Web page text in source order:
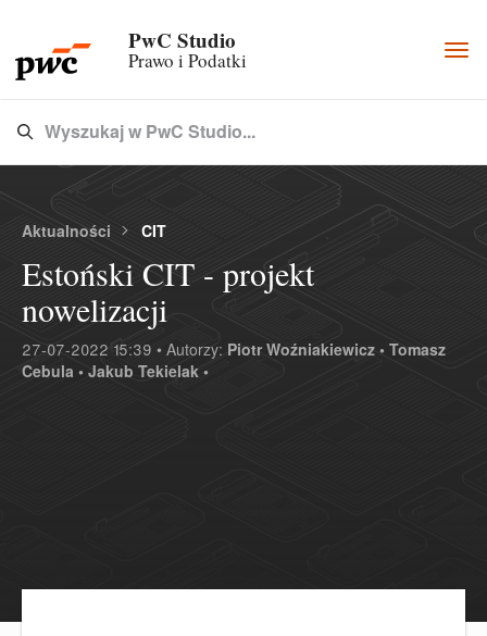
PwC Studio
Prawo i Podatki
Type 3 or more characters for results.
Wyszukaj w PwC Studio...
Aktualności CIT
Estoński CIT - projekt
nowelizacji
27-07-2022 15:39 • Autorzy: Piotr Woźniakiewicz • Tomasz
Cebula • Jakub Tekielak •